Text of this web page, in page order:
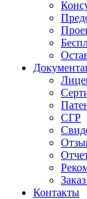
СГР
Контакты